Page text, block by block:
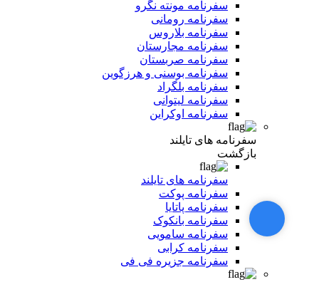
سفرنامه مونته نگرو
سفرنامه رومانی
سفرنامه بلاروس
سفرنامه مجارستان
سفرنامه صربستان
سفرنامه بوسنی و هرزگوین
سفرنامه بلگراد
سفرنامه لیتوانی
سفرنامه اوکراین
سفرنامه های تایلند
بازگشت
سفرنامه های تایلند
سفرنامه پوکت
سفرنامه پاتایا
سفرنامه بانکوک
سفرنامه سامویی
سفرنامه کرابی
سفرنامه جزیره فی فی